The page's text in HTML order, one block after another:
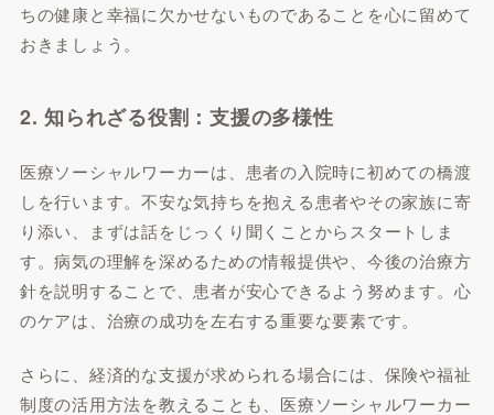
ちの健康と幸福に欠かせないものであることを心に留めて
おきましょう。
2. 知られざる役割：支援の多様性
医療ソーシャルワーカーは、患者の入院時に初めての橋渡
しを行います。不安な気持ちを抱える患者やその家族に寄
り添い、まずは話をじっくり聞くことからスタートしま
す。病気の理解を深めるための情報提供や、今後の治療方
針を説明することで、患者が安心できるよう努めます。心
のケアは、治療の成功を左右する重要な要素です。
さらに、経済的な支援が求められる場合には、保険や福祉
制度の活用方法を教えることも、医療ソーシャルワーカー